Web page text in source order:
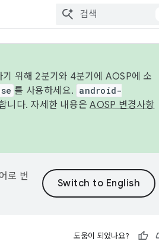
위해 2분기와 4분기에 AOSP에 소
를 사용하세요. android-
니다. 자세한 내용은AOSP 변경사항
로 번
도움이 되었나요?